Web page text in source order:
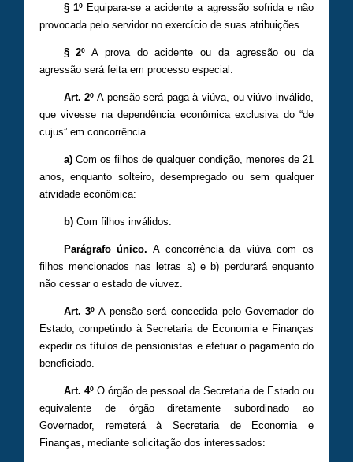
§ 1ºEquipara-se a acidente a agressão sofrida e não
provocada pelo servidor no exercício de suas atribuições.
§ 2º A prova do acidente ou da agressão ou da
agressão será feita em processo especial.
Art. 2º A pensão será paga à viúva, ou viúvo inválido,
que vivesse na dependência econômica exclusiva do “de
cujus” em concorrência.
a)Com os filhos de qualquer condição, menores de 21
anos, enquanto solteiro, desempregado ou sem qualquer
atividade econômica:
b) Com filhos inválidos.
Parágrafo único. A concorrência da viúva com os
filhos mencionados nas letras a) e b) perdurará enquanto
não cessar o estado de viuvez.
Art. 3º A pensão será concedida pelo Governador do
Estado, competindo à Secretaria de Economia e Finanças
expedir os títulos de pensionistas e efetuar o pagamento do
beneficiado.
Art. 4ºO órgão de pessoal da Secretaria de Estado ou
equivalente de órgão diretamente subordinado ao
Governador, remeterá à Secretaria de Economia e
Finanças, mediante solicitação dos interessados: